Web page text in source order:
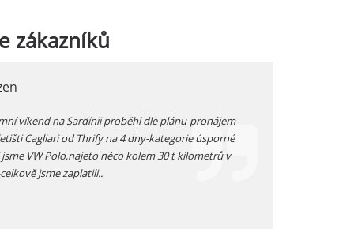
zákazníků
víkend na Sardínii proběhl dle plánu-pronájem
Cagliari od Thrify na 4 dny-kategorie úsporné
VW Polo,najeto něco kolem 30 t kilometrů v
jsme zaplatili..